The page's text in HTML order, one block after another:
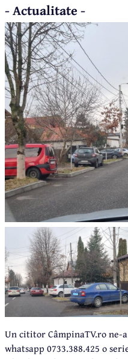
- Actualitate -
Un cititor CâmpinaTV.ro ne-
whatsapp 0733.388.425 o